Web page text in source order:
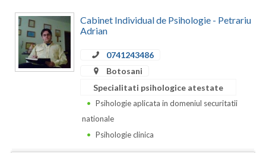
Calarasi
Caras-Severin
Cabinet Individual de Psihologie - Petrariu
Adrian
0741243486
Botosani
Specialitati psihologice atestate
Psihologie aplicata in domeniul securitatii
nationale
Psihologie clinica